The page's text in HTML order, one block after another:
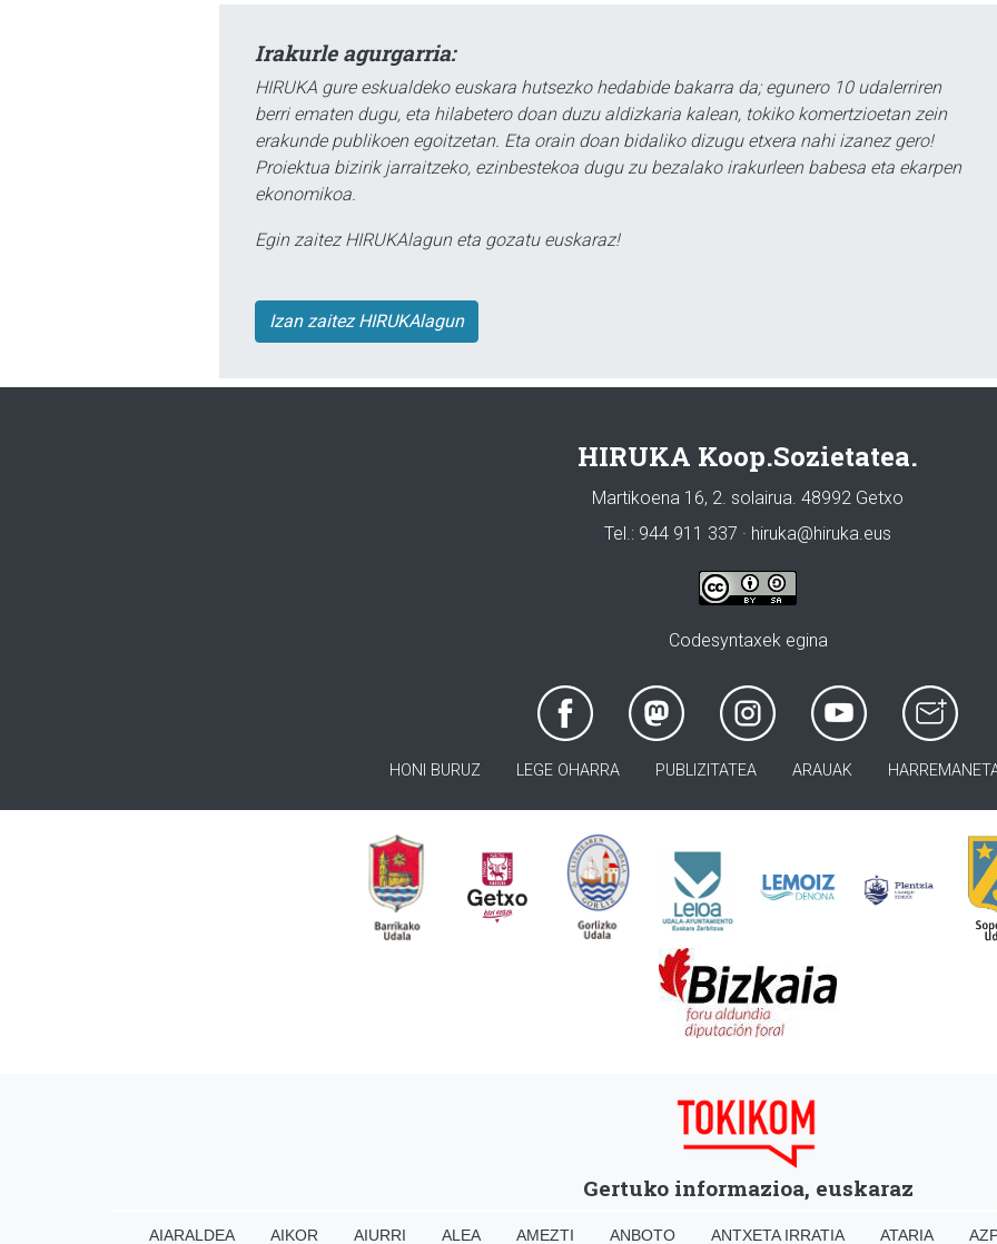
Irakurle agurgarria:
HIRUKA gure eskualdeko euskara hutsezko hedabide bakarra da; egunero 10 udalerriren
berri ematen dugu, eta hilabetero doan duzu aldizkaria kalean, tokiko komertzioetan zein
erakunde publikoen egoitzetan. Eta orain doan bidaliko dizugu etxera nahi izanez gero!
Proiektua bizirik jarraitzeko, ezinbestekoa dugu zu bezalako irakurleen babesa eta ekarpen
ekonomikoa.
Egin zaitez HIRUKAlagun eta gozatu euskaraz!
Izan zaitez HIRUKAlagun
HIRUKA Koop.Sozietatea.
Martikoena 16, 2. solairua. 48992 Getxo
Tel.: 944 911 337 · hiruka@hiruka.eus
Codesyntaxek egina
HONI BURUZ LEGE OHARRA PUBLIZITATEA ARAUAK
Gertuko informazioa, euskaraz
AIARALDEA AIKOR AIURRI ALEA AMEZTI ANBOTO ANTXETA IRRATIA ATARIA